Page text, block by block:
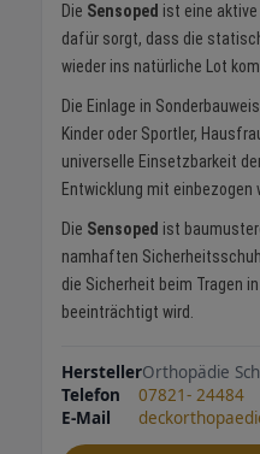
Die Sensoped ist eine
dafür sorgt, dass die
wieder ins natürliche Lot
Die Einlage in
Kinder oder Sportler,
universelle Einsetzbarkeit
Entwicklung mit einbezogen
Die Sensoped ist
namhaften
die Sicherheit beim Tragen
beeinträchtigt wird.
HerstellerOrthopädie
Telefon
07821- 24484
E-Mail